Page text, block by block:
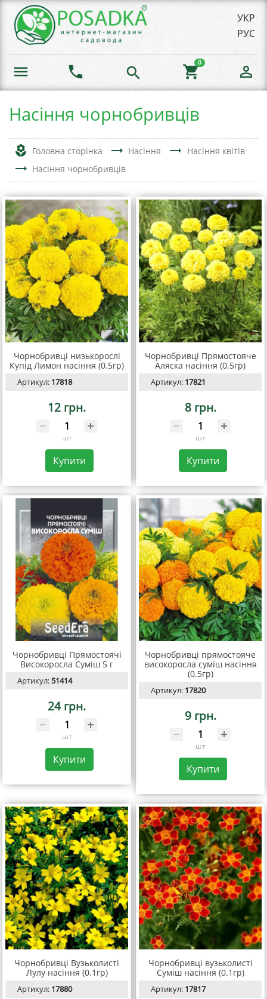
УКР
РУС
menu phone search shopping_cart
0
person_outline
Насіння чорнобривців
local_florist Головна сторінка trending_flat Насіння trending_flat Насіння квітів
trending_flat Насіння чорнобривців
Чорнобривці низькорослі
Купід Лимон насіння (0.5гр)
Артикул: 17818
12 грн.
шт
Купити
Чорнобривці Прямостояче
Аляска насіння (0.5гр)
Артикул: 17821
8 грн.
шт
Купити
Чорнобривці Прямостоячі
Високоросла Суміш 5 г
Артикул:51414
24 грн.
шт
Купити
Чорнобривці прямостояче
високоросла суміш насіння
(0.5гр)
Артикул: 17820
9 грн.
шт
Купити
Чорнобривці Вузьколисті
Лулу насіння (0.1гр)
Артикул: 17880
Чорнобривці вузьколисті
Суміш насіння (0.1гр)
Артикул: 17817